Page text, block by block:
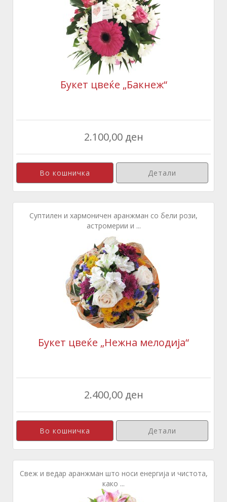
Букет цвеќе „Бакнеж“
2.100,00 ден
Детали
Суптилен и хармоничен аранжман со бели рози,
астромерии и ...
Букет цвеќе „Нежна мелодија“
2.400,00 ден
Детали
Свеж и ведар аранжман што носи енергија и чистота,
како ...